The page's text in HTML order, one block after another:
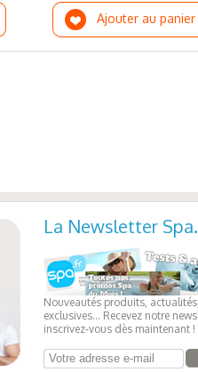
Ajouter au panier
La Newsletter
Nouveautés produits,
exclusives... Recevez notre
inscrivez-vous dès maintenant !
Votre adresse e-mail